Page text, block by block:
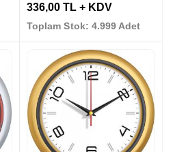
336,00 TL + KDV
Toplam Stok: 4.999 Adet